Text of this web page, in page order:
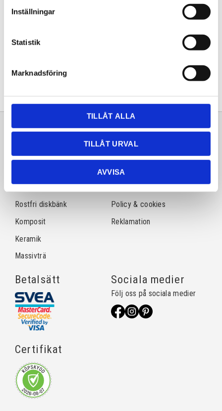
Inställningar
Statistik
Marknadsföring
TILLÅT ALLA
TILLÅT URVAL
AVVISA
Lagervara
Artikelnr
20251012
Sortiment
Natursten
Rostfri diskbänk
Komposit
Keramik
Massivträ
Information
Frågor & svar
Köpvillkor
Policy & cookies
Reklamation
Betalsätt
Certifikat
Sociala medier
Följ oss på sociala medier